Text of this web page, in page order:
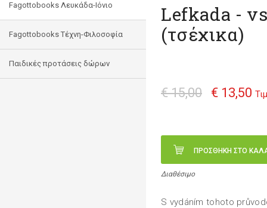
Fagottobooks Λευκάδα-Ιόνιο
Fagottobooks Τέχνη-Φιλοσοφία
Παιδικές προτάσεις δώρων
Lefkada -
(τσέχικα)
€ 15,00 € 13,50
ΠΡΟΣΘΗΚΗ ΣΤΟ
Διαθέσιμο
S vydáním tohoto